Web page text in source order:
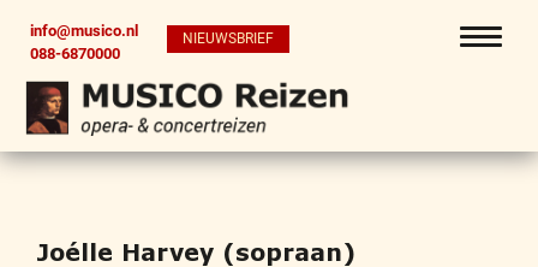
info@musico.nl
088-6870000
NIEUWSBRIEF
Joélle Harvey (sopraan)